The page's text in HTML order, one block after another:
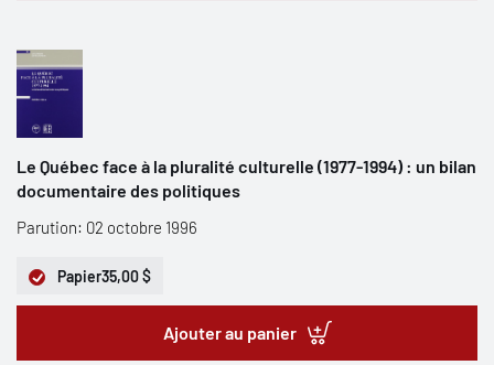
Le Québec face à la pluralité culturelle (1977-1994) : un bilan
documentaire des politiques
Parution: 02 octobre 1996
Papier35,00 $
Ajouter au panier